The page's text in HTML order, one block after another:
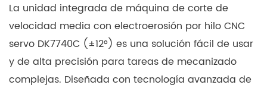
La unidad integrada de máquina de corte de
velocidad media con electroerosión por hilo CNC
servo DK7740C (±12°) es una solución fácil de usar
y de alta precisión para tareas de mecanizado
complejas. Diseñada con tecnología avanzada de